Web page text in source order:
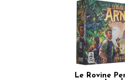
Le Rovine